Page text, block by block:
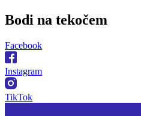
Bodi na tekočem
Facebook
Instagram
TikTok